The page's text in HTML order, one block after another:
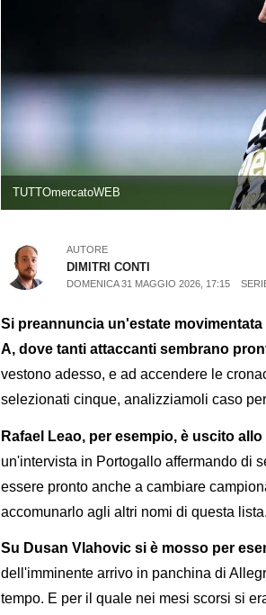
TUTTOmercatoWEB
AUTORE
DIMITRI CONTI
DOMENICA 31 MAGGIO 2026, 17:15
Si preannuncia un'estate
A, dove tanti attaccanti sembrano
vestono adesso, e ad accendere le
selezionati cinque, analizziamoli caso
Rafael Leao, per esempio, è uscito
un'intervista in Portogallo affermando di
essere pronto anche a cambiare
accomunarlo agli altri nomi di questa lista.
Su Dusan Vlahovic si è mosso per
dell'imminente arrivo in panchina di
tempo. E per il quale nei mesi scorsi si